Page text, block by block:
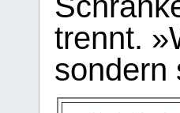
trennt.
sondern